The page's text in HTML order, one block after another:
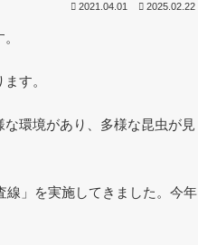
2021.04.01 2025.02.22
す。
環境があり、多様な昆虫が見
線」を実施してきました。今年